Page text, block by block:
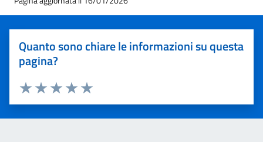
Quanto sono chiare le informazioni su questa
pagina?
Valuta 5 stelle su 5
Valuta 4 stelle su 5
Valuta 3 stelle su 5
Valuta 2 stelle su 5
Valuta 1 stelle su 5